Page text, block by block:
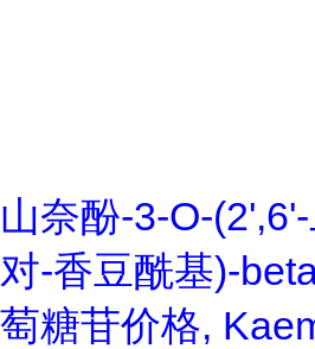
山奈酚-3-O-
对-香豆酰基)-
萄糖苷价格,